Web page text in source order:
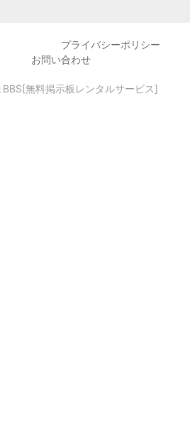
プライバシーポリシー
お問い合わせ
BBS[無料掲示板レンタルサービス]